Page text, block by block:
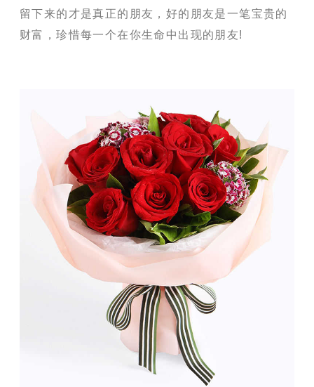
留下来的才是真正的朋友 ，好的朋友是一笔宝贵的
财富，珍惜每一个在你生命中出现的朋友!